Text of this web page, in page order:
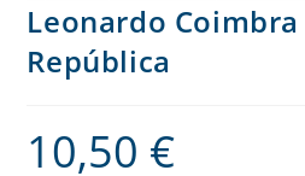
Leonardo
República
10,50 €